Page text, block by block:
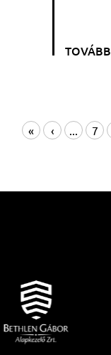
TOVÁBB
« ‹ ... 7